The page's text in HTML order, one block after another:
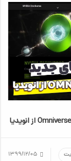
۱۳۹۹/۱۲/۰۵